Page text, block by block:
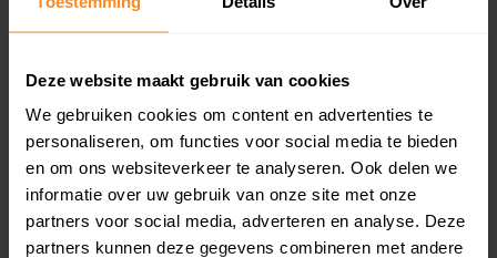
Deze website maakt gebruik van cookies
We gebruiken cookies om content en advertenties te
personaliseren, om functies voor social media te bieden
en om ons websiteverkeer te analyseren. Ook delen we
informatie over uw gebruik van onze site met onze
partners voor social media, adverteren en analyse. Deze
partners kunnen deze gegevens combineren met andere
Bekijk product
Direct leverbaar